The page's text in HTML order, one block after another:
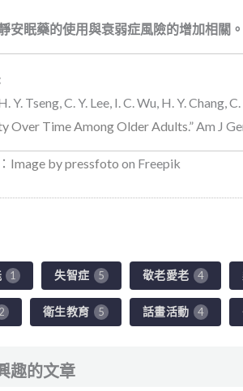
安眠藥的使用與衰弱症風險的增加相關
Y. Tseng, C. Y. Lee, I. C. Wu, H. Y. Chang,
Over Time Among Older Adults.” Am J
Image by pressfoto on Freepik
1 失智症 5 敬老愛老 4
2 衛生教育 5 話畫活動 4
趣的文章